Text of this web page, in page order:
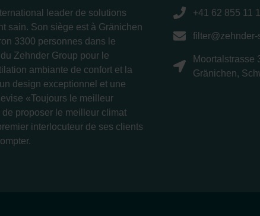
leader de solutions
sain. Son siège est à Gränichen
3300 personnes dans le
Zehnder Group pour le
ambiante de confort et la
design exceptionnel et une
«Toujours le meilleur
proposer le meilleur climat
interlocuteur de ses clients
+41 62 855 11
filter@zehnder-
Moortalstrasse
Gränichen,